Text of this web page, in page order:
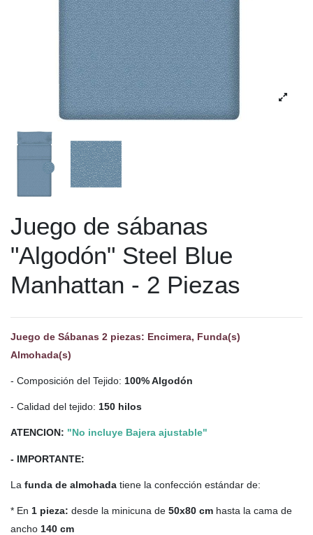
Juego de sábanas
"Algodón" Steel Blue
Manhattan - 2 Piezas
Juego de Sábanas 2 piezas: Encimera, Funda(s)
Almohada(s)
- Composición del Tejido: 100% Algodón
- Calidad del tejido: 150 hilos
ATENCION: "No incluye Bajera ajustable"
- IMPORTANTE:
La funda de almohada tiene la confección estándar de:
* En 1 pieza: desde la minicuna de 50x80 cm hasta la cama de
ancho 140 cm